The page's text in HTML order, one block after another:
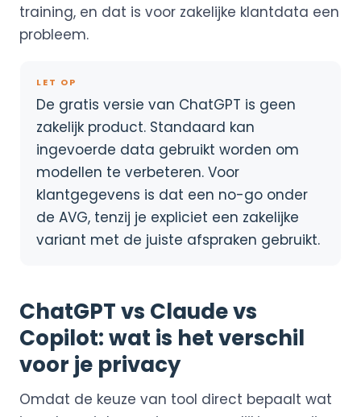
training, en dat is voor zakelijke klantdata een
probleem.
LET OP
De gratis versie van ChatGPT is geen
zakelijk product. Standaard kan
ingevoerde data gebruikt worden om
modellen te verbeteren. Voor
klantgegevens is dat een no-go onder
de AVG, tenzij je expliciet een zakelijke
variant met de juiste afspraken gebruikt.
ChatGPT vs Claude vs
Copilot: wat is het verschil
voor je privacy
Omdat de keuze van tool direct bepaalt wat